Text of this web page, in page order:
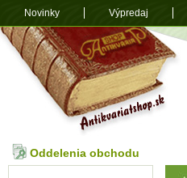
Oddelenia obchodu
Novinky Výpredaj